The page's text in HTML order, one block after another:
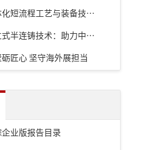
流程工艺与装备技术研发进展
术：助力中国一重刷新超大断面圆坯全球纪录
匠心 坚守海外展担当
业版报告目录